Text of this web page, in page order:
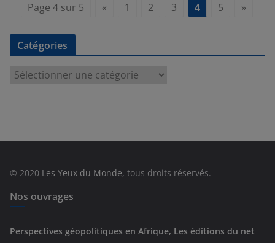
Page 4 sur 5 « 1 2 3 4 5 »
Catégories
e
s
© 2020 Les Yeux du Monde, tous droits réservés.
Nos ouvrages
Perspectives géopolitiques en Afrique, Les éditions du net